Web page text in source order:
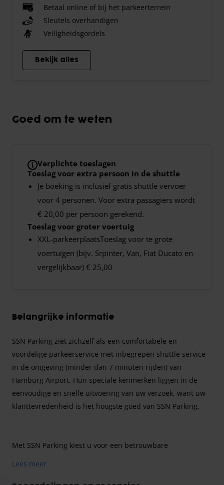
Betaal online of bij het parkeerterrein
Sleutels overhandigen
Veiligheidsgordels
Bekijk alles
Goed om te weten
Verplichte toeslagen
Toeslag voor extra persoon in de shuttle
Je boeking is inclusief gratis shuttle vervoer
voor 4 personen. Voor extra passagiers wordt
€ 20,00 per persoon gerekend.
Toeslag voor groter voertuig
XXL-parkeerplaatsToeslag voor te grote
voertuigen (bijv. Srpinter, Van, Fiat Ducato en
vergelijkbaar) € 25,00
Belangrijke informatie
SSN Parking ziet zichzelf als een comfortabele en
voordelige parkeerservice met inbegrepen shuttle service
in de omgeving (minder dan 7 minuten rijden) van
Hamburg Airport. Hun speciale kenmerken liggen in de
eenvoudige en snelle uitvoering van uw verzoek, want uw
klanttevredenheid is het hoogste goed van SSN Parking.
Met SSN Parking kiest u voor een betrouwbare
Lees meer